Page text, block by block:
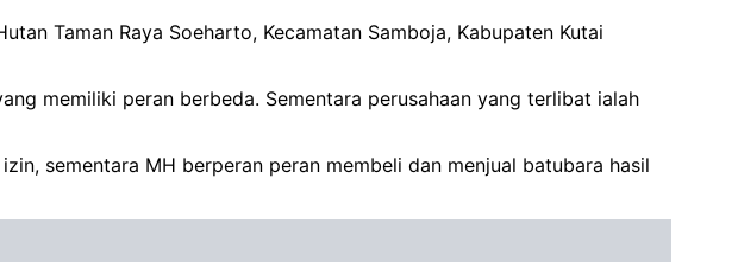
Taman Raya Soeharto, Kecamatan Samboja, Kabupaten Kutai
memiliki peran berbeda. Sementara perusahaan yang terlibat ialah
sementara MH berperan peran membeli dan menjual batubara hasil